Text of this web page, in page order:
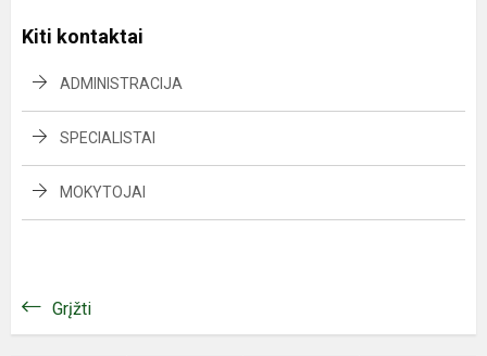
Kiti kontaktai
ADMINISTRACIJA
SPECIALISTAI
MOKYTOJAI
Grįžti